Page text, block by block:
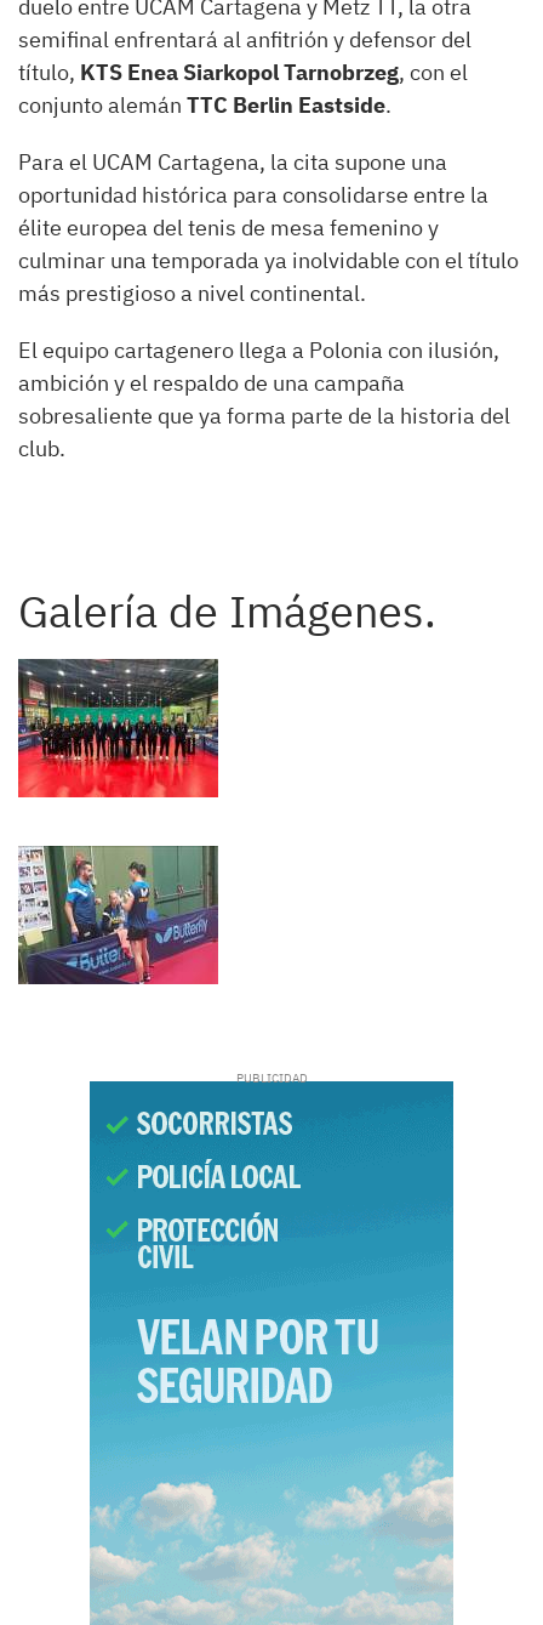
duelo entre UCAM Cartagena y Metz TT, la otra
semifinal enfrentará al anfitrión y defensor del
título, KTS Enea Siarkopol Tarnobrzeg, con el
conjunto alemán TTC Berlin Eastside.
Para el UCAM Cartagena, la cita supone una
oportunidad histórica para consolidarse entre la
élite europea del tenis de mesa femenino y
culminar una temporada ya inolvidable con el título
más prestigioso a nivel continental.
El equipo cartagenero llega a Polonia con ilusión,
ambición y el respaldo de una campaña
sobresaliente que ya forma parte de la historia del
club.
Galería de Imágenes.